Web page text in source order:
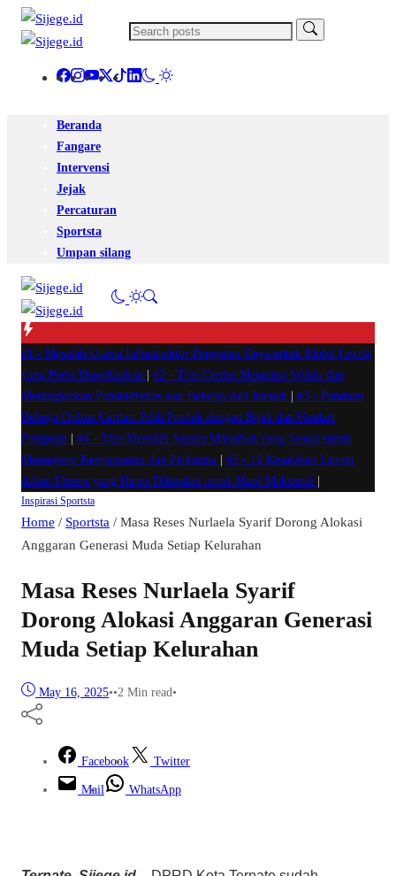
Beranda
Fangare
Intervensi
Jejak
Percaturan
Sportsta
Umpan silang
#1 - Masalah Utama Infrastruktur Pengisian Daya untuk Mobil Listrik
yang Perlu Diperhatikan
#2 - Tips Cerdas Mengatur Waktu dan
Meningkatkan Produktivitas saat Bekerja dari Rumah
#3 - Panduan
Belanja Online Cerdas: Pilih Produk dengan Bijak dan Hindari
Penipuan
#4 - Tips Memilih Sepatu Marathon yang Sesuai untuk
Menunjang Kenyamanan dan Performa
#5 - 10 Kesalahan Umum
dalam Fitness yang Harus Dihindari untuk Hasil Maksimal
Inspirasi Sportsta
Home / Sportsta / Masa Reses Nurlaela Syarif Dorong Alokasi
Anggaran Generasi Muda Setiap Kelurahan
Masa Reses Nurlaela Syarif
Dorong Alokasi Anggaran Generasi
Muda Setiap Kelurahan
May 16, 2025••2 Min read•
Facebook Twitter
Mail WhatsApp